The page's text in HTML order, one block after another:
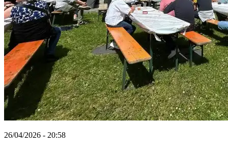
26/04/2026 - 20:58